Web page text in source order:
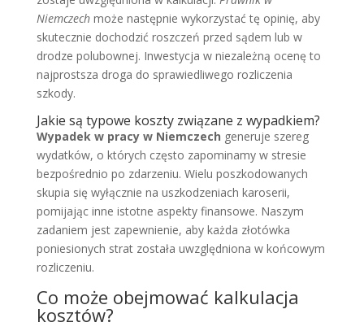
Niemczechmoże następnie wykorzystać tę opinię, aby
skutecznie dochodzić roszczeń przed sądem lub w
drodze polubownej. Inwestycja w niezależną ocenę to
najprostsza droga do sprawiedliwego rozliczenia
szkody.
Jakie są typowe koszty związane z wypadkiem?
Wypadek w pracy w Niemczech generuje szereg
wydatków, o których często zapominamy w stresie
bezpośrednio po zdarzeniu. Wielu poszkodowanych
skupia się wyłącznie na uszkodzeniach karoserii,
pomijając inne istotne aspekty finansowe. Naszym
zadaniem jest zapewnienie, aby każda złotówka
poniesionych strat została uwzględniona w końcowym
rozliczeniu.
Co może obejmować kalkulacja
kosztów?